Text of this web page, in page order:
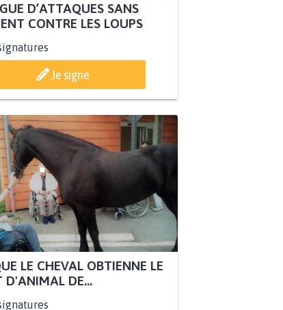
D’ATTAQUES SANS
CONTRE LES LOUPS
Je signe
LE CHEVAL OBTIENNE LE
D'ANIMAL DE...